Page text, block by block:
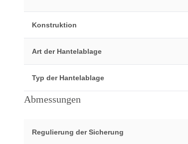
Konstruktion
Art der Hantelablage
Typ der Hantelablage
Abmessungen
Regulierung der Sicherung